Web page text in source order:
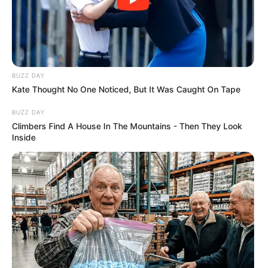
BUZZ DAY
Kate Thought No One Noticed, But It Was Caught On Tape
BUZZ DAY
Climbers Find A House In The Mountains - Then They Look
Inside